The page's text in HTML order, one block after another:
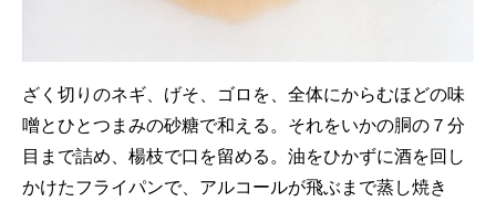
ざく切りのネギ、げそ、ゴロを、全体にからむほどの味
噌とひとつまみの砂糖で和える。それをいかの胴の７分
目まで詰め、楊枝で口を留める。油をひかずに酒を回し
かけたフライパンで、アルコールが飛ぶまで蒸し焼き